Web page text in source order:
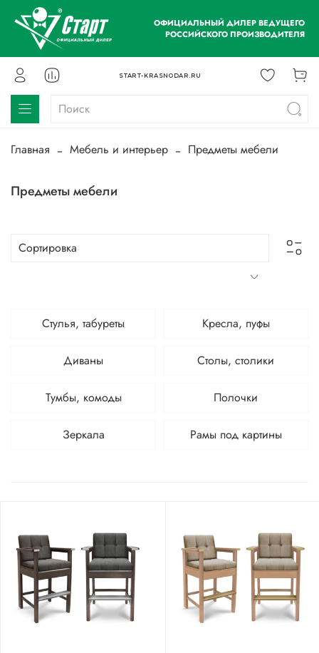
ОФИЦИАЛЬНЫЙ ДИЛЕР ВЕДУЩЕГО
РОССИЙСКОГО ПРОИЗВОДИТЕЛЯ
START-KRASNODAR.RU
Главная Мебель и интерьер Предметы мебели
Предметы мебели
Стулья, табуреты Кресла, пуфы
Диваны Столы, столики
Тумбы, комоды Полочки
Зеркала Рамы под картины